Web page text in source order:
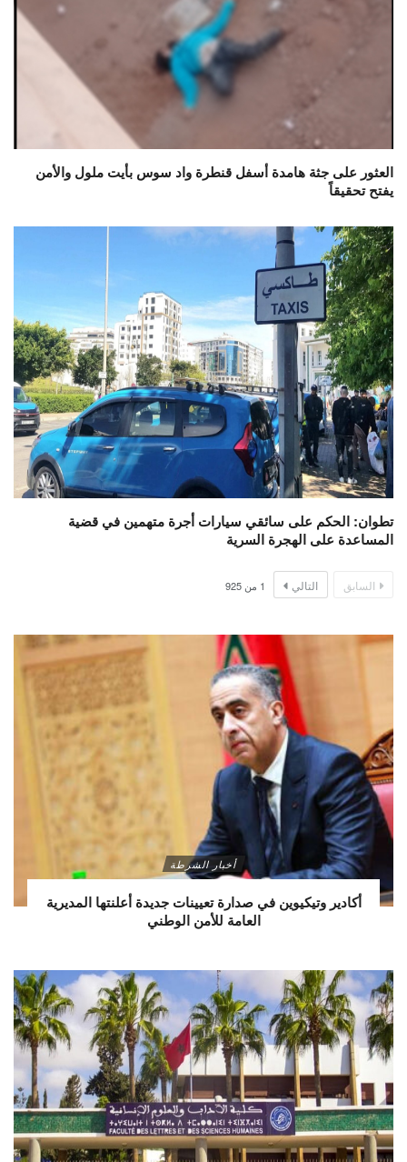
العثور على جثة هامدة أسفل قنطرة واد سوس بأيت ملول والأمن
يفتح تحقيقاً
تطوان: الحكم على سائقي سيارات أجرة متهمين في قضية
المساعدة على الهجرة السرية
السابق التالي 1 من 925
أخبار الشرطة
أكادير وتيكيوين في صدارة تعيينات جديدة أعلنتها المديرية
العامة للأمن الوطني